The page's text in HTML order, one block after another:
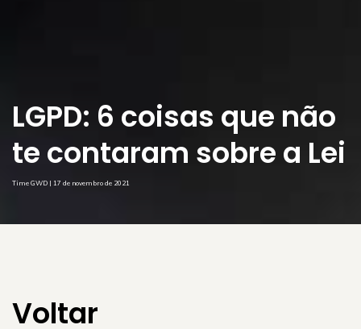
LGPD: 6 coisas que não
te contaram sobre a Lei
Time GWD | 17 de novembro de 2021
Voltar